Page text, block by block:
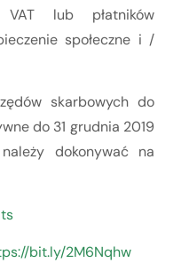
VAT lub płatników
społeczne i /
skarbowych do
do 31 grudnia 2019
dokonywać na
bit.ly/2M6Nqhw